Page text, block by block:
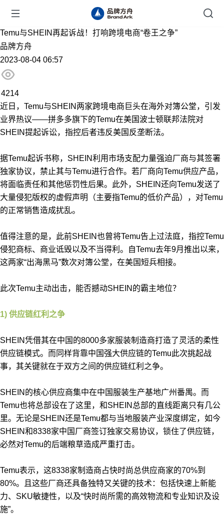
Temu与SHEIN再起诉战！打响跨境电商“卷王之争”
品牌方舟
2023-08-04 06:57
4214
​近日，Temu与SHEIN两家跨境电商巨头在海外对簿公堂，引发
业界热议——拼多多旗下的Temu在美国波士顿联邦法院对
SHEIN提起诉讼，指控后者违反美国反垄断法。
据Temu起诉书称，SHEIN利用市场支配力量强迫厂商与其签署
独家协议，禁止其与Temu进行合作。若厂商向Temu供应产品，
将面临责任和其他惩罚性后果。此外，SHEIN还向Temu发送了
大量侵犯版权的虚假声明（主要指Temu的低价产品），对Temu
的正常销售造成扰乱。
值得注意的是，此前SHEIN也曾将Temu告上过法庭，指控Temu
侵犯商标、商业诋毁以及不当得利。自Temu去年9月推出以来，
这两家“出海黑马”数次对簿公堂，在美国短兵相接。
此次Temu主动出击，能否撼动SHEIN的霸主地位？
1) 供应链红利之争
SHEIN凭借其在中国的8000多家服装制造商打造了灵活的柔性
供应链模式。而同样背靠中国强大供应链的Temu此次挑起战
事，其关键就在于双方之间的供应链红利之争。
SHEIN的核心供应商集中在中国服装生产基地广州番禺。而
Temu也将总部设在了这里，和SHEIN总部的直线距离只有几公
里。无论是SHEIN还是Temu都与当地服装产业深度绑定，如今
SHEIN和8338家中国厂商签订独家交易协议，锁住了供应链，
必然对Temu的后端粮草造成严重打击。
Temu表示，这8338家制造商占快时尚总供应商家的70%到
80%。且这些厂商还具备独特又关键的技术：包括快速上新能
力、SKU敏捷性，以及“快时尚所需的高效物流和专业知识及设
施”。